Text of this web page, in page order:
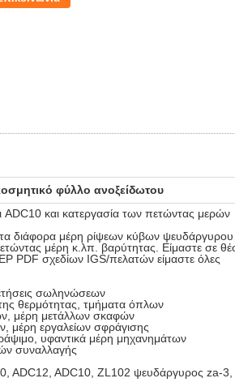
φύλλο ανοξείδωτου
ADC10 και κατεργασία των πετώντας μερών
διάφορα μέρη ρίψεων κύβων ψευδάργυρου
μέρη κ.λπ. βαρύτητας. Είμαστε σε
PDF σχεδίων IGS/πελατών είμαστε όλες
σωληνώσεων
θερμότητας, τμήματα όπλων
μέρη μετάλλων σκαφών
μέρη εργαλείων σφράγισης
υφαντικά μέρη μηχανημάτων
συναλλαγής
ADC12, ADC10, ZL102 ψευδάργυρος za-3,